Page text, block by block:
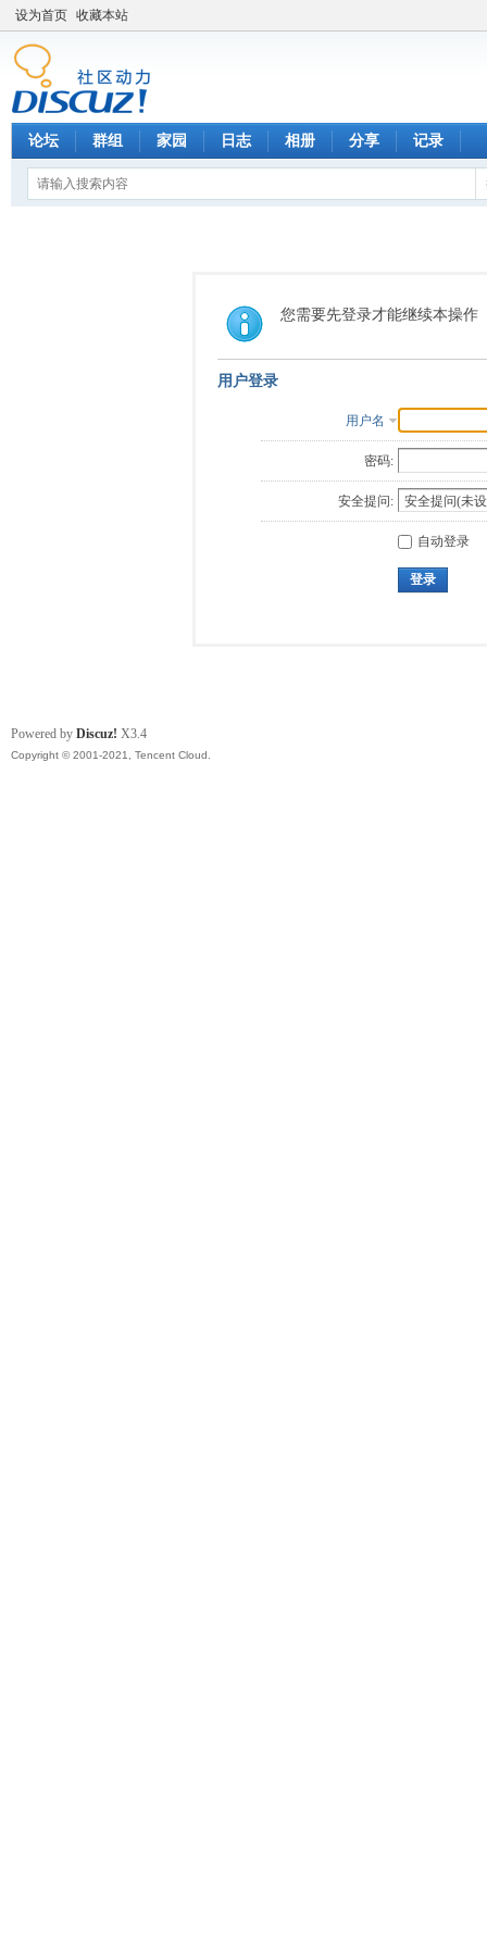
设为首页 收藏本站
论坛 群组 家园 日志 相册 分享 记录
您需要先登录才能继续本操作
用户登录
用户名
密码:
安全提问:
自动登录
登录
Powered by Discuz! X3.4
Copyright © 2001-2021, Tencent Cloud.